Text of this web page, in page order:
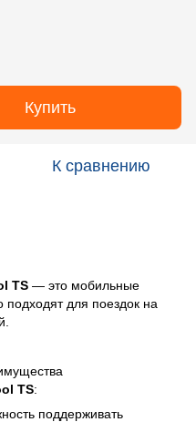
Купить
К сравнению
TS — это мобильные
подходят для поездок на
TS:
поддерживать